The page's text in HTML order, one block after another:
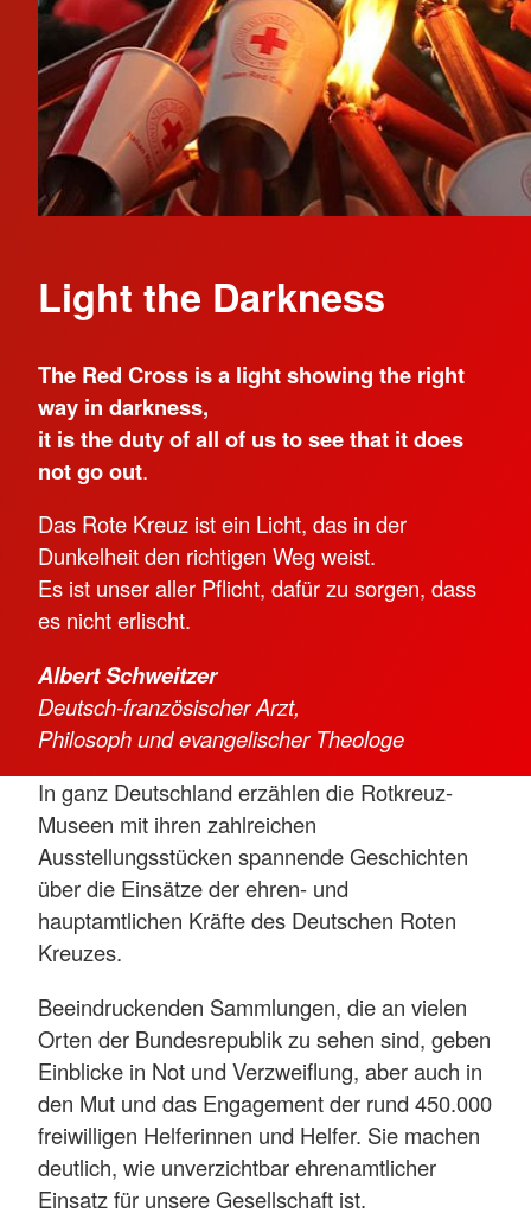
Light the Darkness
The Red Cross is a light showing the right
way in darkness,
it is the duty of all of us to see that it does
not go out.
Das Rote Kreuz ist ein Licht, das in der
Dunkelheit den richtigen Weg weist.
Es ist unser aller Pflicht, dafür zu sorgen, dass
es nicht erlischt.
Albert Schweitzer
Deutsch-französischer Arzt,
Philosoph und evangelischer Theologe
In ganz Deutschland erzählen die Rotkreuz-
Museen mit ihren zahlreichen
Ausstellungsstücken spannende Geschichten
über die Einsätze der ehren- und
hauptamtlichen Kräfte des Deutschen Roten
Kreuzes.
Beeindruckenden Sammlungen, die an vielen
Orten der Bundesrepublik zu sehen sind, geben
Einblicke in Not und Verzweiflung, aber auch in
den Mut und das Engagement der rund 450.000
freiwilligen Helferinnen und Helfer. Sie machen
deutlich, wie unverzichtbar ehrenamtlicher
Einsatz für unsere Gesellschaft ist.